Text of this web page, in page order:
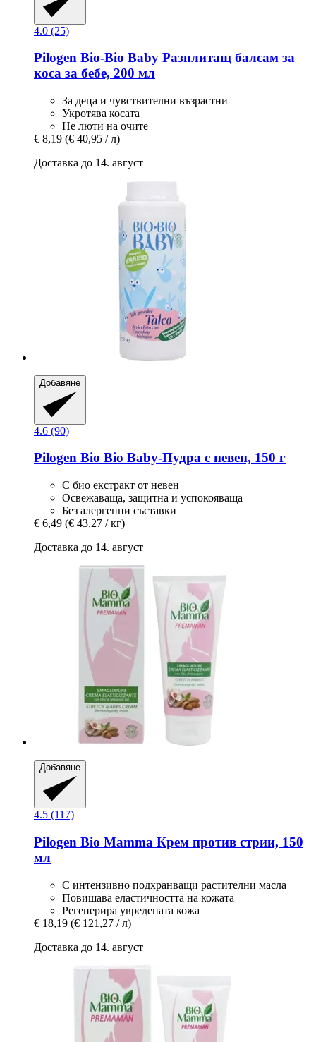
4.0 (25)
Pilogen Bio-​Bio Baby Разплитащ балсам за
коса за бебе, 200 мл
За деца и чувствителни възрастни
Укротява косата
Не люти на очите
€ 8,19 (€ 40,95 / л)
Доставка до 14. август
Добавяне
4.6 (90)
Pilogen Bio Bio Baby-​Пудра с невен, 150 г
С био екстракт от невен
Освежаваща, защитна и успокояваща
Без алергенни съставки
€ 6,49 (€ 43,27 / кг)
Доставка до 14. август
Добавяне
4.5 (117)
Pilogen Bio Mamma Крем против стрии, 150
мл
С интензивно подхранващи растителни масла
Повишава еластичността на кожата
Регенерира увредената кожа
€ 18,19 (€ 121,27 / л)
Доставка до 14. август